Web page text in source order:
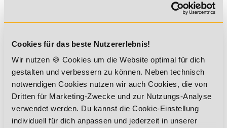
Cookies für das beste Nutzererlebnis!
Wir nutzen 🍪 Cookies um die Website optimal für dich
gestalten und verbessern zu können. Neben technisch
notwendigen Cookies nutzen wir auch Cookies, die von
Dritten für Marketing-Zwecke und zur Nutzungs-Analyse
verwendet werden. Du kannst die Cookie-Einstellung
individuell für dich anpassen und jederzeit in unserer
Resistenz
Resorption
Respiration
Respiratorisch
Respiratorischer Quotient IRQ) und Kohlendioxidabgabe
Responsequote